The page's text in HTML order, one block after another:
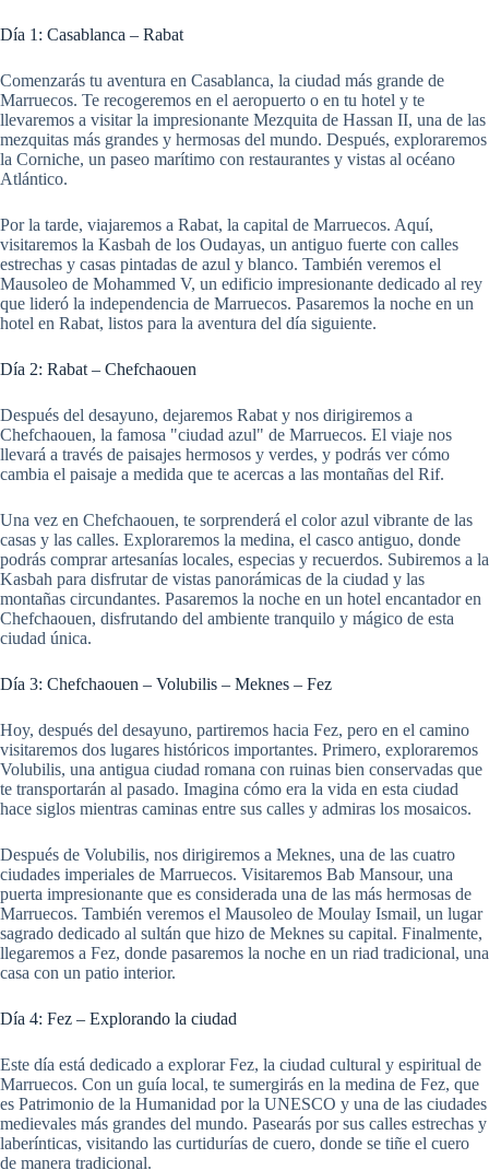
Día 1: Casablanca – Rabat
Comenzarás tu aventura en Casablanca, la ciudad más grande de
Marruecos. Te recogeremos en el aeropuerto o en tu hotel y te
llevaremos a visitar la impresionante Mezquita de Hassan II, una de las
mezquitas más grandes y hermosas del mundo. Después, exploraremos
la Corniche, un paseo marítimo con restaurantes y vistas al océano
Atlántico.
Por la tarde, viajaremos a Rabat, la capital de Marruecos. Aquí,
visitaremos la Kasbah de los Oudayas, un antiguo fuerte con calles
estrechas y casas pintadas de azul y blanco. También veremos el
Mausoleo de Mohammed V, un edificio impresionante dedicado al rey
que lideró la independencia de Marruecos. Pasaremos la noche en un
hotel en Rabat, listos para la aventura del día siguiente.
Día 2: Rabat – Chefchaouen
Después del desayuno, dejaremos Rabat y nos dirigiremos a
Chefchaouen, la famosa "ciudad azul" de Marruecos. El viaje nos
llevará a través de paisajes hermosos y verdes, y podrás ver cómo
cambia el paisaje a medida que te acercas a las montañas del Rif.
Una vez en Chefchaouen, te sorprenderá el color azul vibrante de las
casas y las calles. Exploraremos la medina, el casco antiguo, donde
podrás comprar artesanías locales, especias y recuerdos. Subiremos a la
Kasbah para disfrutar de vistas panorámicas de la ciudad y las
montañas circundantes. Pasaremos la noche en un hotel encantador en
Chefchaouen, disfrutando del ambiente tranquilo y mágico de esta
ciudad única.
Día 3: Chefchaouen – Volubilis – Meknes – Fez
Hoy, después del desayuno, partiremos hacia Fez, pero en el camino
visitaremos dos lugares históricos importantes. Primero, exploraremos
Volubilis, una antigua ciudad romana con ruinas bien conservadas que
te transportarán al pasado. Imagina cómo era la vida en esta ciudad
hace siglos mientras caminas entre sus calles y admiras los mosaicos.
Después de Volubilis, nos dirigiremos a Meknes, una de las cuatro
ciudades imperiales de Marruecos. Visitaremos Bab Mansour, una
puerta impresionante que es considerada una de las más hermosas de
Marruecos. También veremos el Mausoleo de Moulay Ismail, un lugar
sagrado dedicado al sultán que hizo de Meknes su capital. Finalmente,
llegaremos a Fez, donde pasaremos la noche en un riad tradicional, una
casa con un patio interior.
Día 4: Fez – Explorando la ciudad
Este día está dedicado a explorar Fez, la ciudad cultural y espiritual de
Marruecos. Con un guía local, te sumergirás en la medina de Fez, que
es Patrimonio de la Humanidad por la UNESCO y una de las ciudades
medievales más grandes del mundo. Pasearás por sus calles estrechas y
laberínticas, visitando las curtidurías de cuero, donde se tiñe el cuero
de manera tradicional.